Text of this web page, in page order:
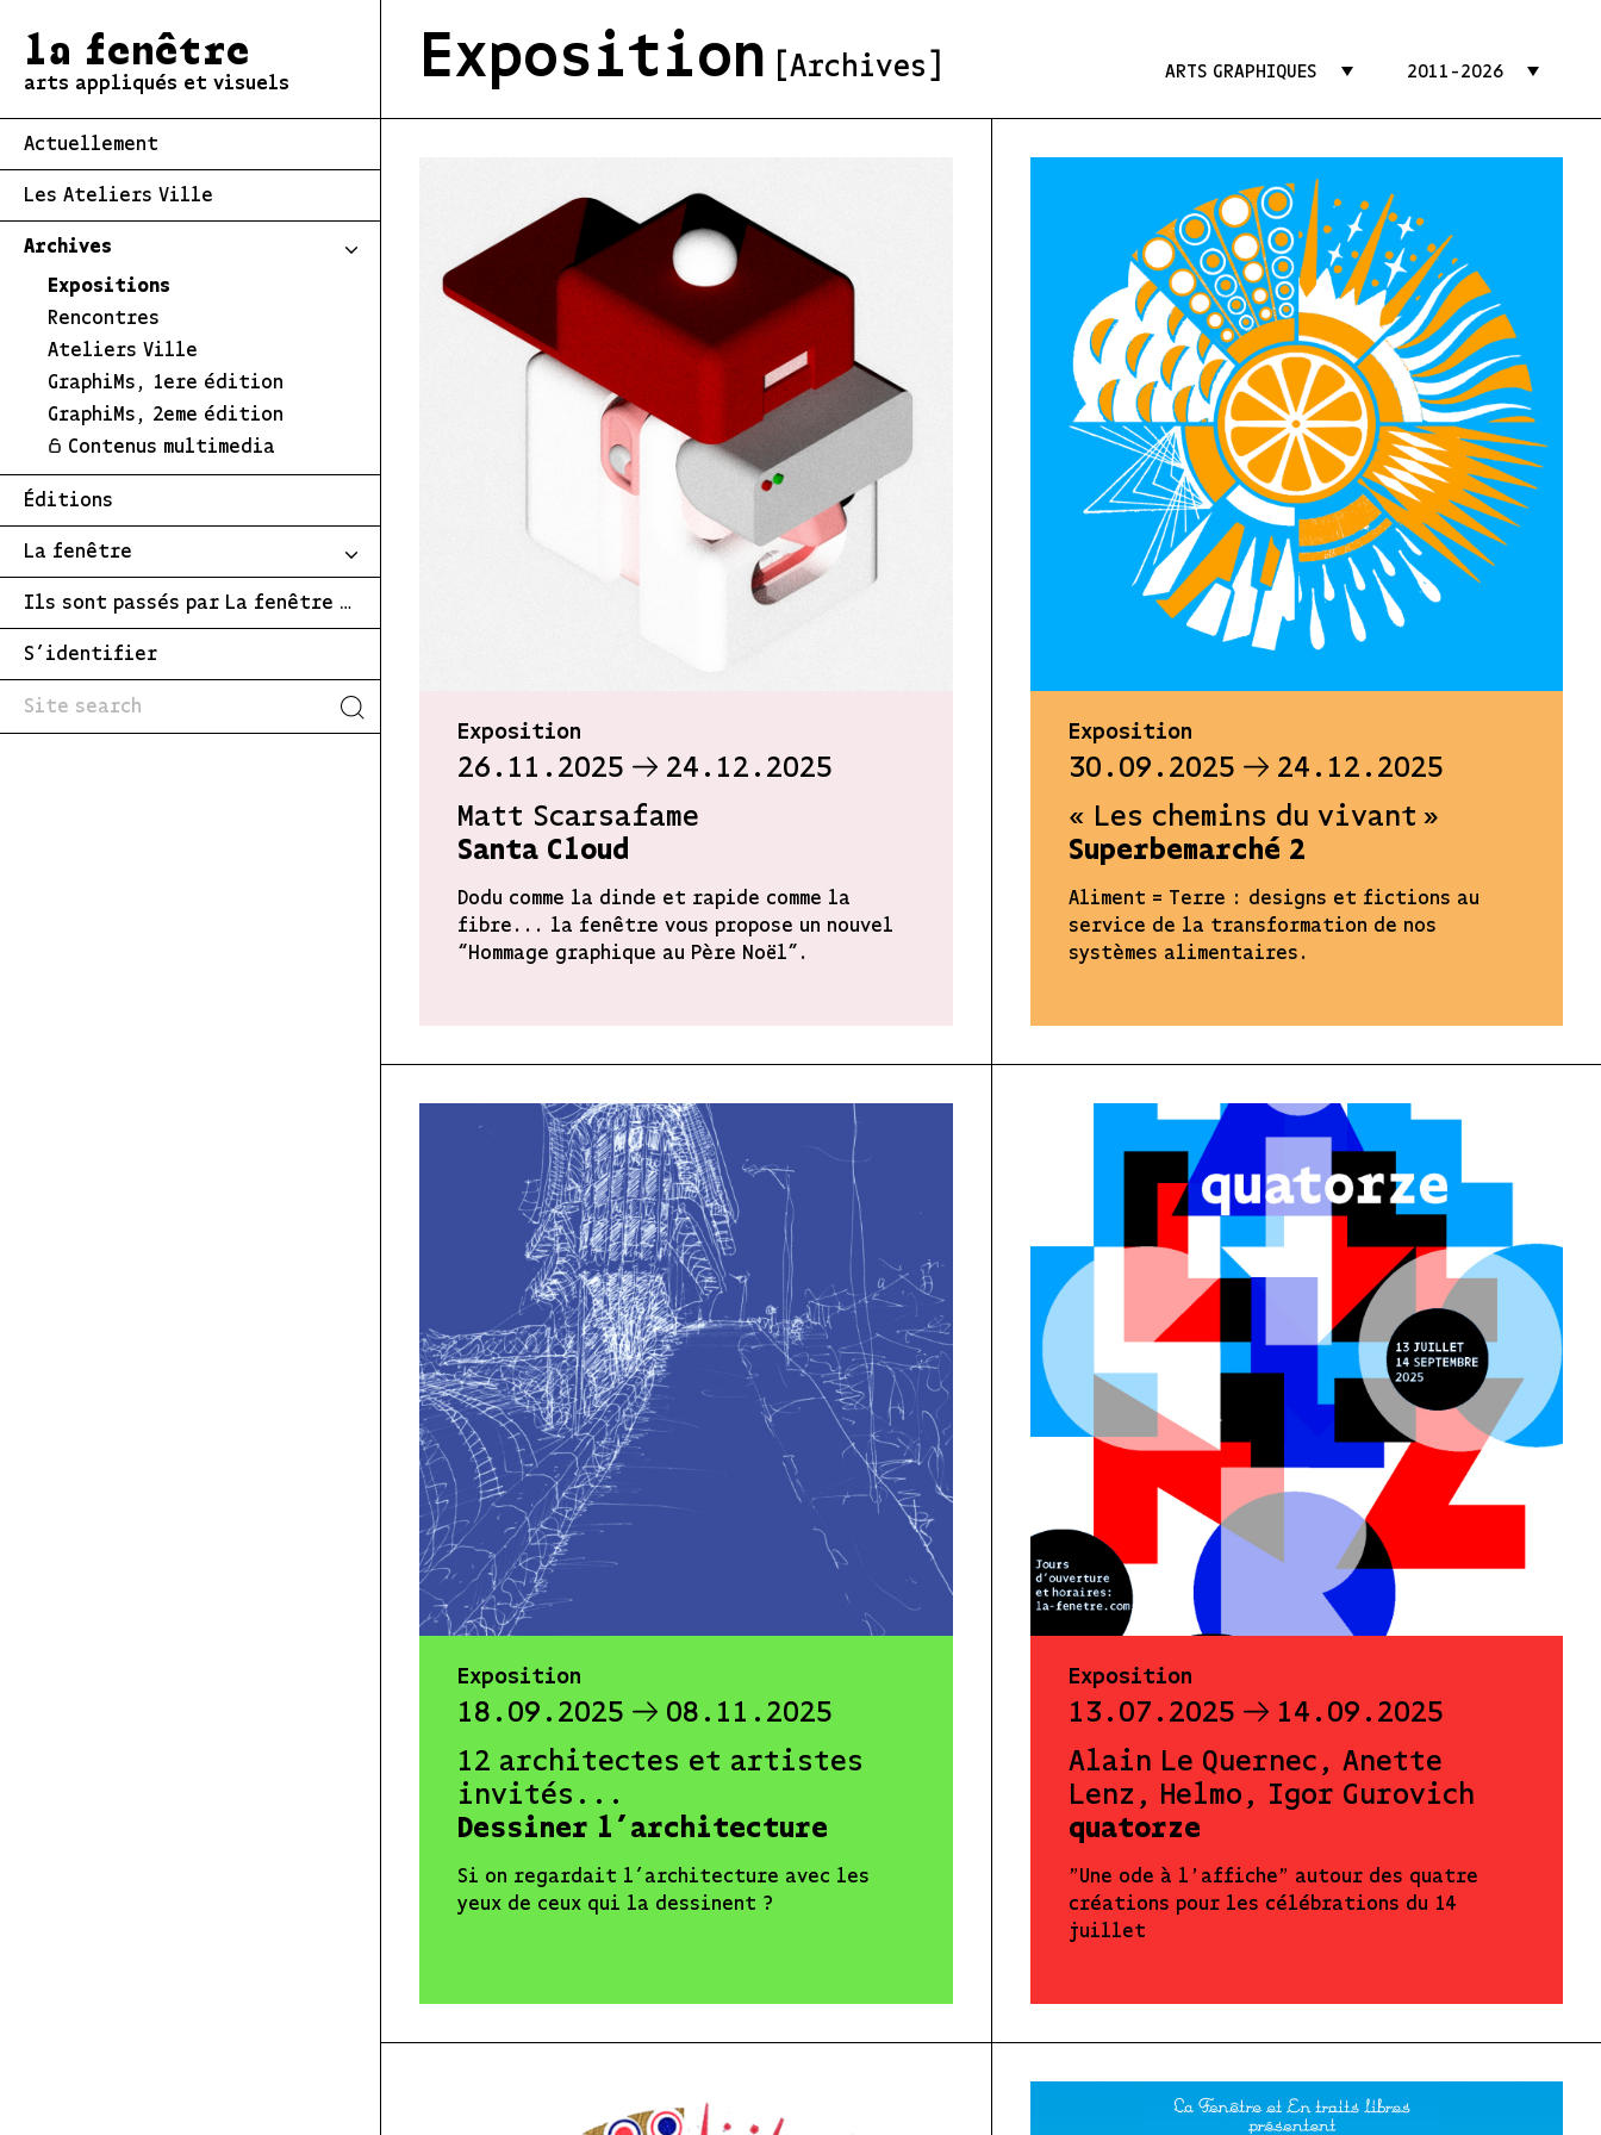
la fenêtre
arts appliqués et visuels
Actuellement
Les Ateliers Ville
Archives
Expositions
Rencontres
Ateliers Ville
GraphiMs, 1ere édition
GraphiMs, 2eme édition
Contenus multimedia
Éditions
La fenêtre
Ils sont passés par La fenêtre …
S’identifier
Exposition [Archives] ARTS GRAPHIQUES 2011-2026
Exposition
26.11.2025
24.12.2025
Matt Scarsafame
Santa Cloud
Dodu comme la dinde et rapide comme la
fibre... la fenêtre vous propose un nouvel
“Hommage graphique au Père Noël”.
Exposition
30.09.2025
24.12.2025
« Les chemins du vivant »
Superbemarché 2
Aliment = Terre : designs et fictions au
service de la transformation de nos
systèmes alimentaires.
Exposition
18.09.2025
08.11.2025
12 architectes et artistes
invités...
Dessiner l’architecture
Si on regardait l’architecture avec les
yeux de ceux qui la dessinent ?
Exposition
13.07.2025
14.09.2025
Alain Le Quernec, Anette
Lenz, Helmo, Igor Gurovich
quatorze
"Une ode à l'affiche" autour des quatre
créations pour les célébrations du 14
juillet